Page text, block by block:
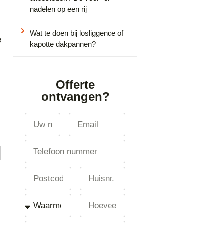
nadelen op een rij
Wat te doen bij losliggende of
kapotte dakpannen?
Offerte
ontvangen?